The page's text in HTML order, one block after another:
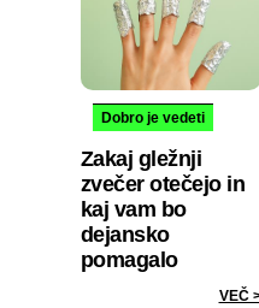
Dobro je vedeti
Zakaj gležnji
zvečer otečejo in
kaj vam bo
dejansko
pomagalo
VEČ